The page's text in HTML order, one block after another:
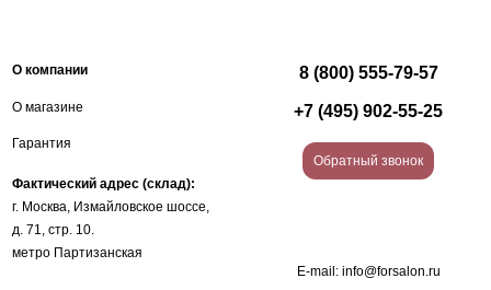
О компании
О магазине
Гарантия
Фактический адрес (склад):
г. Москва, Измайловское шоссе,
д. 71, стр. 10.
метро Партизанская
8 (800) 555-79-57
+7 (495) 902-55-25
Обратный звонок
E-mail: info@forsalon.ru